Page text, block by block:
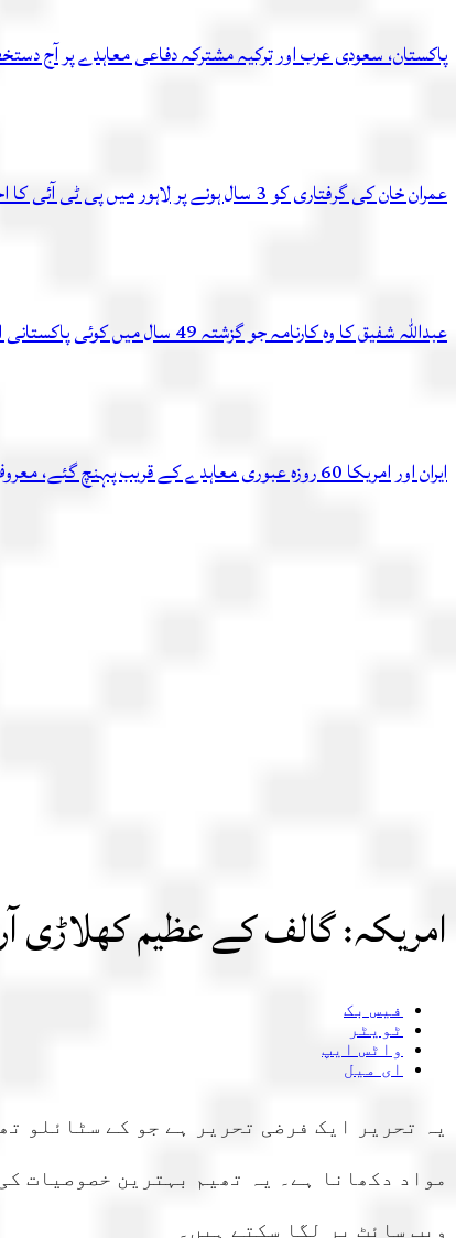
پاکستان، سعودی عرب اور ترکیہ مشترکہ دفاعی معاہدے پر آج
عمران خان کی گرفتاری کو 3 سال ہونے پر لاہور میں پی ٹی آئی کا احتجاج، متعدد کارکن گرفتار
عبداللہ شفیق کا وہ کارنامہ جو گزشتہ 49 سال میں کوئی پاکستانی انجام نہ دے سکا
ایران اور امریکا 60 روزہ عبوری معاہدے کے قریب پہنچ گئے، معروف جریدے کادعویٰ
امریکہ: گالف کے عظیم کھلاڑی
فیس بک
ٹویٹر
واٹس ایپ
ای میل
یہ تحریر ایک فرضی تحریر ہے جو کے سٹائلو
مواد دکھانا ہے۔ یہ تھیم بہترین خصوصیات
ویب سائٹ پر لگا سکتے ہیں۔